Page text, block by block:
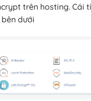
trên hosting. Cái
dưới